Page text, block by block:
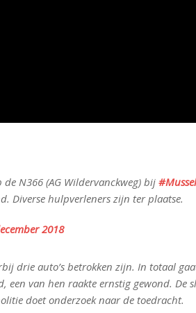
N366 (AG Wildervanckweg) bij #Mussel
Diverse hulpverleners zijn ter plaatse.
2018
drie auto’s betrokken zijn. In totaal
een van hen raakte ernstig gewond. De
doet onderzoek naar de toedracht.